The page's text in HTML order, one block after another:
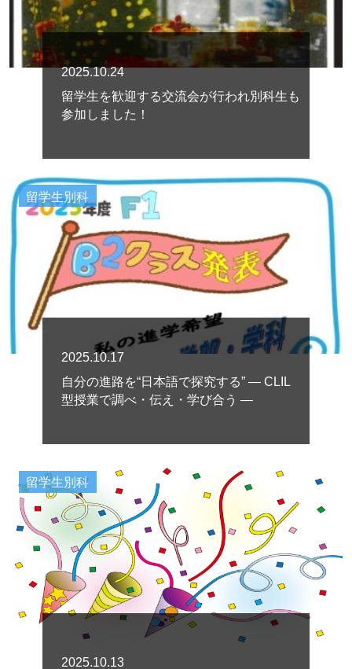
2025.10.24
留学生を歓迎する交流会が行われ別科生も
参加しました！
留学生別科
2025.10.17
自分の進路を“日本語で探究する” ― CLIL
型授業で調べ・伝え・学び合う ―
留学生別科
2025.10.13